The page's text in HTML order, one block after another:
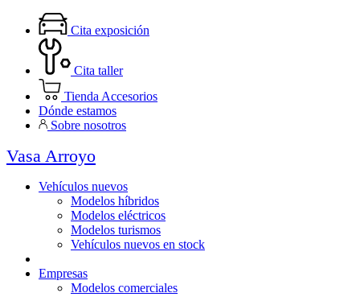
Cita exposición
Cita taller
Tienda Accesorios
Dónde estamos
Sobre nosotros
Vasa Arroyo
Vehículos nuevos
Modelos híbridos
Modelos eléctricos
Modelos turismos
Vehículos nuevos en stock
Empresas
Modelos comerciales